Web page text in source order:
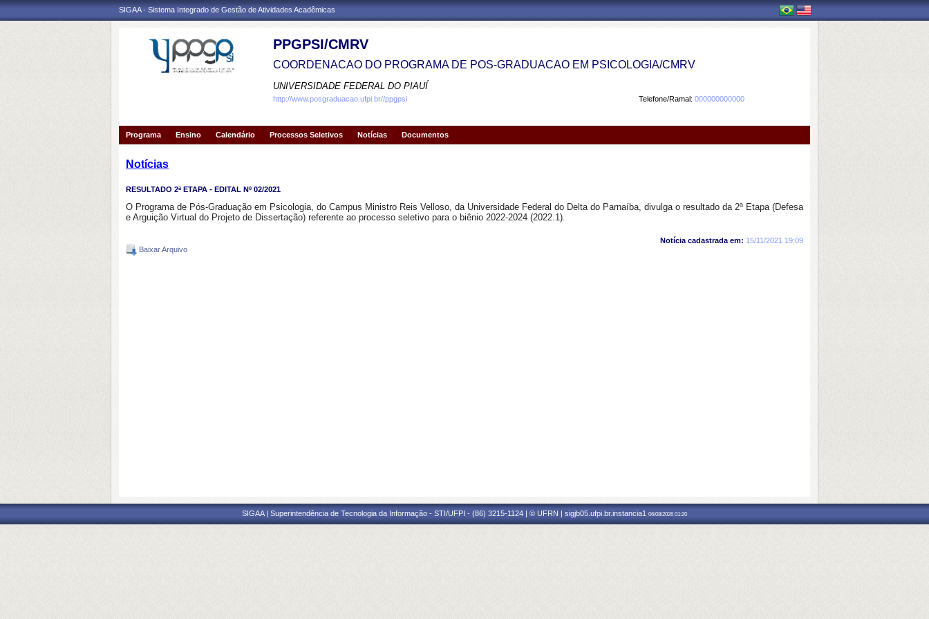
SIGAA - Sistema Integrado de Gestão de Atividades Acadêmicas
PPGPSI/CMRV
COORDENACAO DO PROGRAMA DE POS-GRADUACAO EM PSICOLOGIA/CMRV
UNIVERSIDADE FEDERAL DO PIAUÍ
Telefone/Ramal: 000000000000
http://www.posgraduacao.ufpi.br//ppgpsi
Programa Ensino Calendário Processos Seletivos Notícias Documentos
Notícias
RESULTADO 2ª ETAPA - EDITAL Nº 02/2021
O Programa de Pós-Graduação em Psicologia, do Campus Ministro Reis Velloso, da Universidade Federal do Delta do Parnaíba, divulga o resultado da 2ª Etapa (Defesa
e Arguição Virtual do Projeto de Dissertação) referente ao processo seletivo para o biênio 2022-2024 (2022.1).
Notícia cadastrada em: 15/11/2021 19:09
Baixar Arquivo
SIGAA | Superintendência de Tecnologia da Informação - STI/UFPI - (86) 3215-1124 | © UFRN | sigjb05.ufpi.br.instancia1 06/08/2026 01:20